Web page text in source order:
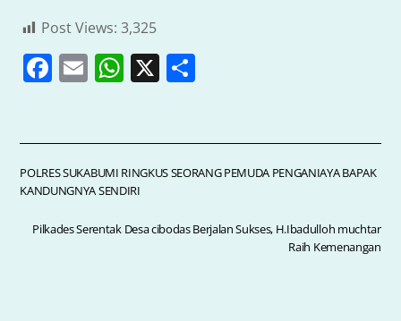
Post Views: 3,325
F
e
b
o
E
l
W
s
A
p
X
e
POLRES SUKABUMI RINGKUS SEORANG PEMUDA PENGANIAYA BAPAK
KANDUNGNYA SENDIRI
Pilkades Serentak Desa cibodas Berjalan Sukses, H.Ibadulloh muchtar
Raih Kemenangan